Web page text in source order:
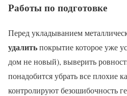
Работы по подготовке
Перед укладыванием
удалитьпокрытие которое уже
дом не новый), выверить
понадобится убрать все плохие
контролируют безошибочность